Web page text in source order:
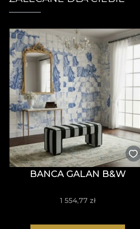
BANCA GALAN B&W
1 554,77 zł